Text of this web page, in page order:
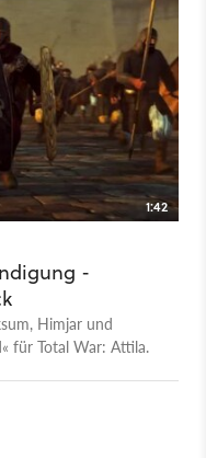
1:42
-
Himjar und
für Total War: Attila.